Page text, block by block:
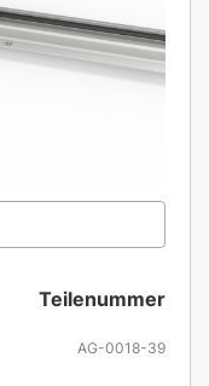
Teilenummer
AG-0018-39